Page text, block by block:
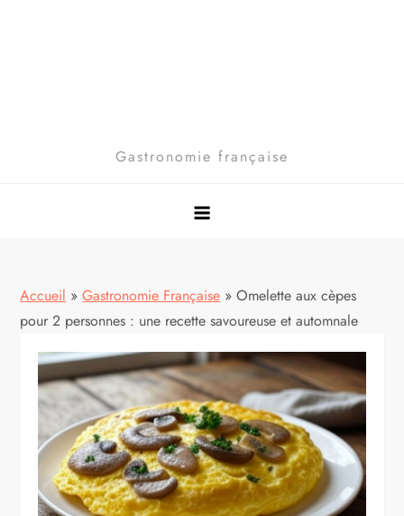
Gastronomie française
Accueil » Gastronomie Française » Omelette aux cèpes
pour 2 personnes : une recette savoureuse et automnale